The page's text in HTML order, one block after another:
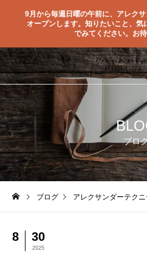
9月から毎週日曜の午前に、アレクサ
オープンします。知りたいこと、
でみてください。お待
ブロ
ブログ アレクサンダーテク
8 30
2025